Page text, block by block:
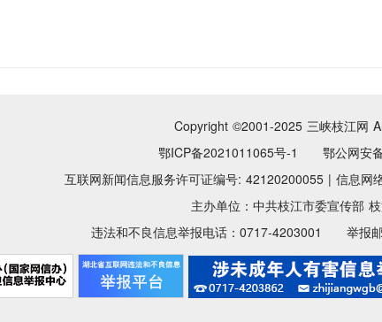
Copyright ©2001-2025 三峡枝江网
鄂ICP备2021011065号-1 鄂公网安
互联网新闻信息服务许可证编号: 42120200055 | 信息网
主办单位：中共枝江市委宣传部
违法和不良信息举报电话：0717-4203001 举报